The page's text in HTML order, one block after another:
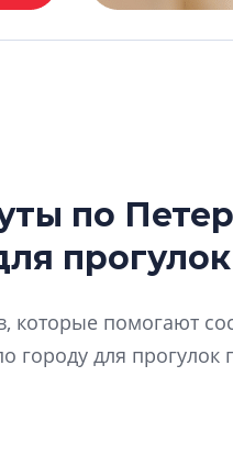
по
которые помогают
городу для